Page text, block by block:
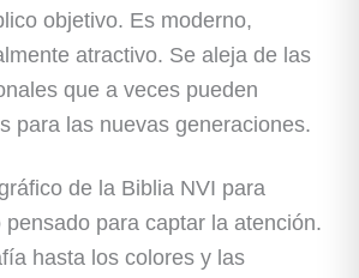
objetivo. Es moderno,
atractivo. Se aleja de las
que a veces pueden
para las nuevas generaciones.
de la Biblia NVI para
para captar la atención.
hasta los colores y las